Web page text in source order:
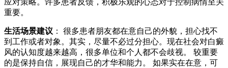
应对策略。许多患者反馈，积极乐观的心态对于控制病情至关
重要。
生活场景建议 ： 很多患者朋友都在意自己的外貌，担心找不
到工作或者对象。其实，尽量不必过分担心。现在社会对白癜
风的认知度越来越高，很多单位和个人都不会歧视。 较重要
的是保持自信，展现自己的才华和能力。 如果实在在意，可